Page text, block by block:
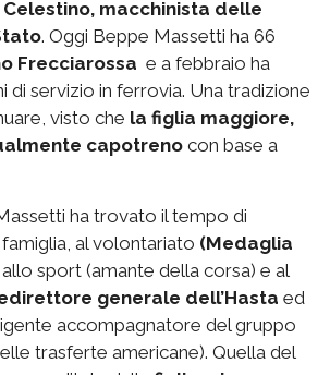
macchinista delle
. Oggi Beppe Massetti ha 66
Frecciarossa e a febbraio ha
di servizio in ferrovia. Una tradizione
visto che la figlia maggiore,
capotreno con base a
ha trovato il tempo di
al volontariato (Medaglia
allo sport (amante della corsa) e al
generale dell’Hasta ed
accompagnatore del gruppo
trasferte americane). Quella del